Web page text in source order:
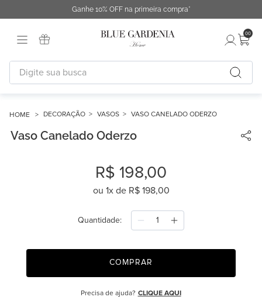
Ganhe 10% OFF na primeira compra*
00
Digite sua busca
DECORAÇÃO VASOS VASO CANELADO ODERZO
Vaso Canelado Oderzo
R$ 198,00
ou 1x de R$ 198,00
Quantidade
COMPRAR
Precisa de ajuda? CLIQUE AQUI
1º
fronha
2
4º
capa duvet
5º
urban
difusor
8º
edredon
9º
necessaire